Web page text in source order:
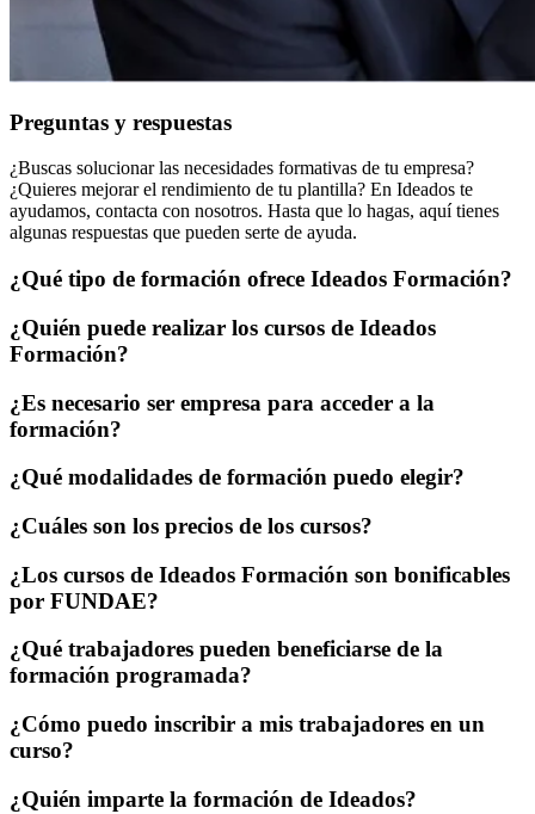
Preguntas y respuestas
¿Buscas solucionar las necesidades formativas de tu empresa?
¿Quieres mejorar el rendimiento de tu plantilla? En Ideados te
ayudamos, contacta con nosotros. Hasta que lo hagas, aquí tienes
algunas respuestas que pueden serte de ayuda.
¿Qué tipo de formación ofrece Ideados Formación?
¿Quién puede realizar los cursos de Ideados
Formación?
¿Es necesario ser empresa para acceder a la
formación?
¿Qué modalidades de formación puedo elegir?
¿Cuáles son los precios de los cursos?
¿Los cursos de Ideados Formación son bonificables
por FUNDAE?
¿Qué trabajadores pueden beneficiarse de la
formación programada?
¿Cómo puedo inscribir a mis trabajadores en un
curso?
¿Quién imparte la formación de Ideados?